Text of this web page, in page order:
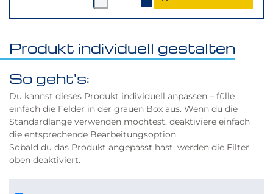
1
verringern
1
erhöhen
Produkt individuell gestalten
So geht's:
Du kannst dieses Produkt individuell anpassen – fülle
einfach die Felder in der grauen Box aus. Wenn du die
Standardlänge verwenden möchtest, deaktiviere einfach
die entsprechende Bearbeitungsoption.
Sobald du das Produkt angepasst hast, werden die Filter
oben deaktiviert.